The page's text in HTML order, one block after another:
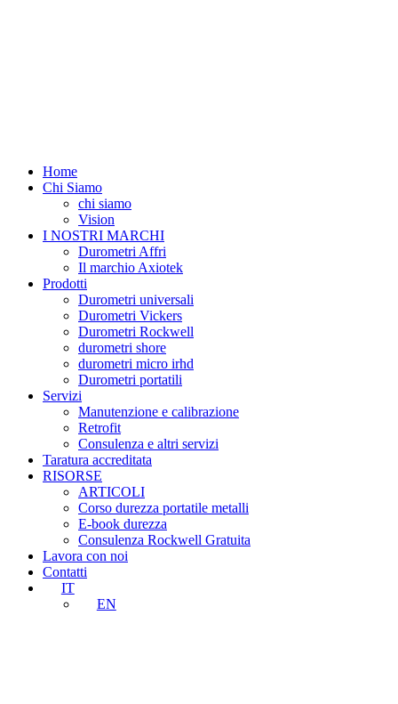
Home
Chi Siamo
chi siamo
Vision
I NOSTRI MARCHI
Durometri Affri
Il marchio Axiotek
Prodotti
Durometri universali
Durometri Vickers
Durometri Rockwell
durometri shore
durometri micro irhd
Durometri portatili
Servizi
Manutenzione e calibrazione
Retrofit
Consulenza e altri servizi
Taratura accreditata
RISORSE
ARTICOLI
Corso durezza portatile metalli
E-book durezza
Consulenza Rockwell Gratuita
Lavora con noi
Contatti
IT
EN